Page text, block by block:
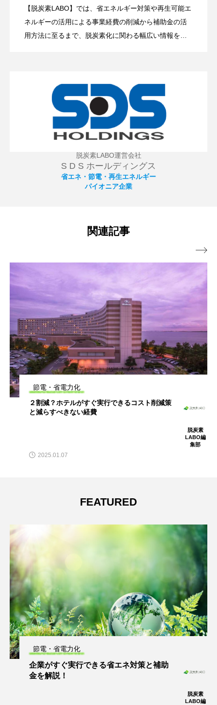
【脱炭素LABO】では、省エネルギー対策や再生可能エ
ネルギーの活用による事業経費の削減から補助金の活
用方法に至るまで、脱炭素化に関わる幅広い情報を発
ネルギーの活用拡大に向けて情報提供を致します。経
費削減や節税対策、補助金活用など、事業の発展・成
長を狙った事業の効率化にも役立ちます。
2025.11.11
中小企業が知るべき「ペロブスカイト太
陽電池」の可能性とは？
脱炭素LABO運営会社
S D S ホールディングス
省エネ・節電・再生エネルギー
パイオニア企業
関連記事
節電・省電力化
【電気代高騰対策】電気代の多くが空調電気
代、空調電気代削減システム導入で2025年電気
脱炭素
LABO編
集部
2025.04.28

FEATURED
節電・省電力化
企業がすぐ実行できる省エネ対策と補助
金を解説！
脱炭素
LABO編